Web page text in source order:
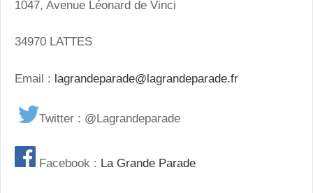
1047, Avenue Léonard de Vinci
34970 LATTES
Email : lagrandeparade@lagrandeparade.fr
Twitter : @Lagrandeparade
Facebook : La Grande Parade